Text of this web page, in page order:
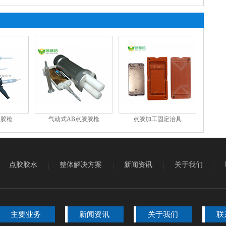
枪 气动式AB点胶胶枪 点胶加工固定治具
点胶胶水 整体解决方案 新闻资讯 关于我们
主要业务 新闻资讯 关于我们 联